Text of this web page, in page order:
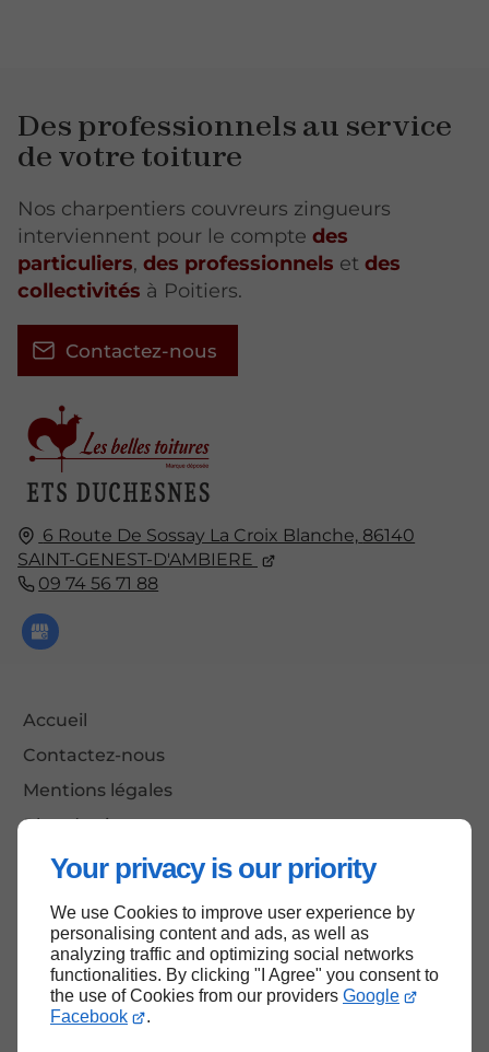
Your privacy is our priority
We use Cookies to improve user experience by
personalising content and ads, as well as
analyzing traffic and optimizing social networks
functionalities. By clicking "I Agree" you consent to
the use of Cookies from our providers Google
Facebook
.
6 Route De Sossay La Croix Blanche, 86140
SAINT-GENEST-D'AMBIERE
09 74 56 71 88
Accueil
Contactez-nous
Mentions légales
Plan du site
Des professionnels au service
de votre toiture
Nos charpentiers couvreurs zingueurs
interviennent pour le compte des
particuliers, des professionnels et des
collectivités à Poitiers.
Contactez-nous
Haut de page